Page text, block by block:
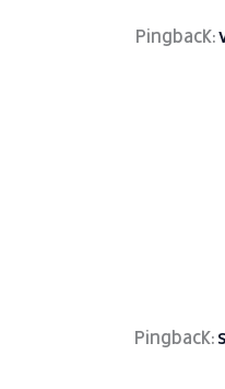
Pingback:
Pingback: